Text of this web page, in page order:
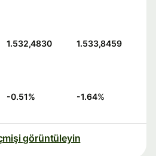
1.532,4830 1.533,8459
-0.51% -1.64%
görüntüleyin